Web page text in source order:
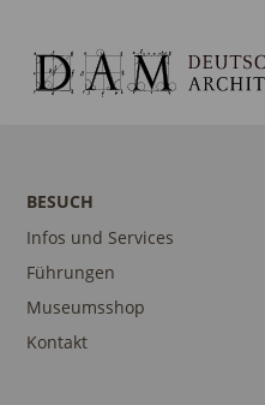
BESUCH
Infos und Services
Führungen
Museumsshop
Kontakt